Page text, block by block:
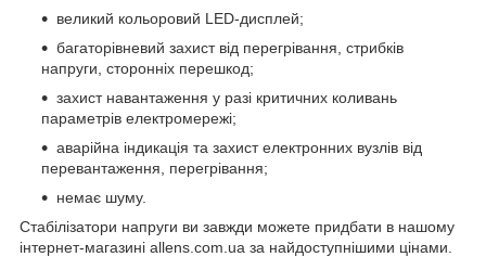
великий кольоровий LED-дисплей;
багаторівневий захист від перегрівання, стрибків
напруги, сторонніх перешкод;
захист навантаження у разі критичних коливань
параметрів електромережі;
аварійна індикація та захист електронних вузлів від
перевантаження, перегрівання;
немає шуму.
Стабілізатори напруги ви завжди можете придбати в нашому
інтернет-магазині allens.com.ua за найдоступнішими цінами.